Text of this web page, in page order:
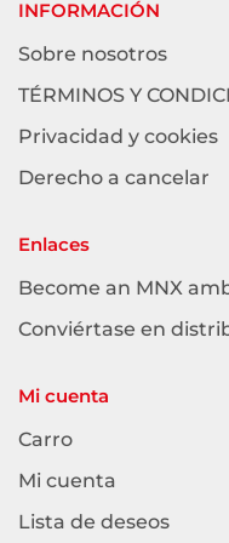
INFORMACIÓN
Sobre nosotros
TÉRMINOS Y
Privacidad y cookies
Derecho a cancelar
Enlaces
Become an MNX
Conviértase en
Mi cuenta
Carro
Mi cuenta
Lista de deseos